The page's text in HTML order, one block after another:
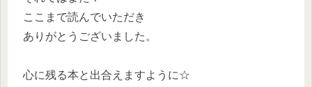
ここまで読んでいただき
ありがとうございました。
心に残る本と出合えますように☆